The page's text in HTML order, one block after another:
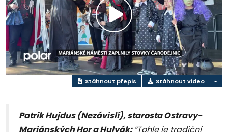
Přehrát
video
Stáhnout přepis Stáhnout video
Patrik Hujdus (Nezávislí), starosta Ostravy-